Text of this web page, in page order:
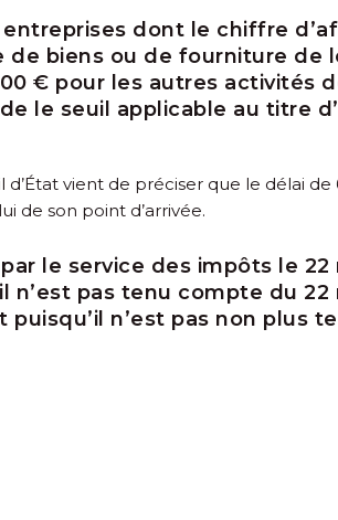
dont le chiffre
biens ou de fourniture de
€ pour les autres activités
le seuil applicable au titre
vient de préciser que le délai
de son point d’arrivée.
le service des impôts le
pas tenu compte du 22
n’est pas non plus